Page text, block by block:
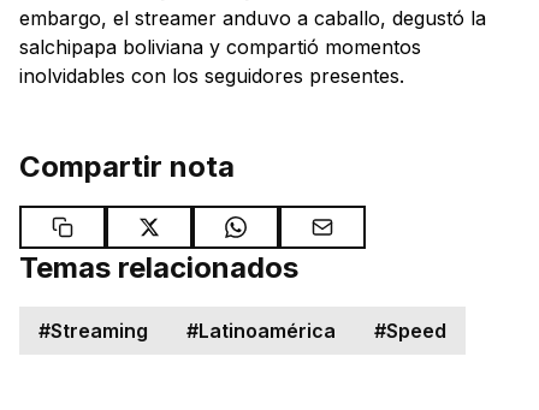
embargo, el streamer anduvo a caballo, degustó la
salchipapa boliviana y compartió momentos
inolvidables con los seguidores presentes.
Compartir nota
Temas relacionados
#Streaming #Latinoamérica #Speed